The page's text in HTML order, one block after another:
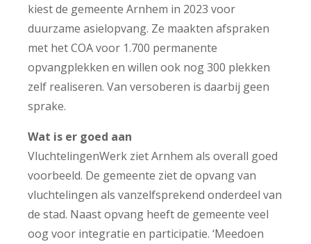
kiest de gemeente Arnhem in 2023 voor
duurzame asielopvang. Ze maakten afspraken
met het COA voor 1.700 permanente
opvangplekken en willen ook nog 300 plekken
zelf realiseren. Van versoberen is daarbij geen
sprake.
Wat is er goed aan
VluchtelingenWerk ziet Arnhem als overall goed
voorbeeld. De gemeente ziet de opvang van
vluchtelingen als vanzelfsprekend onderdeel van
de stad. Naast opvang heeft de gemeente veel
oog voor integratie en participatie. ‘Meedoen